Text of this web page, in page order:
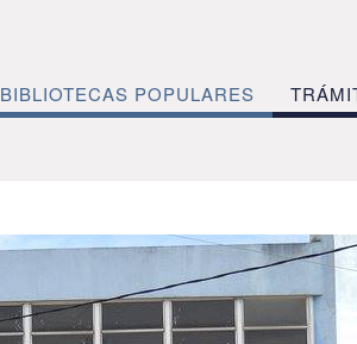
BIBLIOTECAS POPULARES